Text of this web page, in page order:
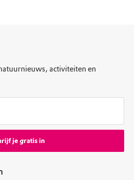
activiteiten en
je gratis in